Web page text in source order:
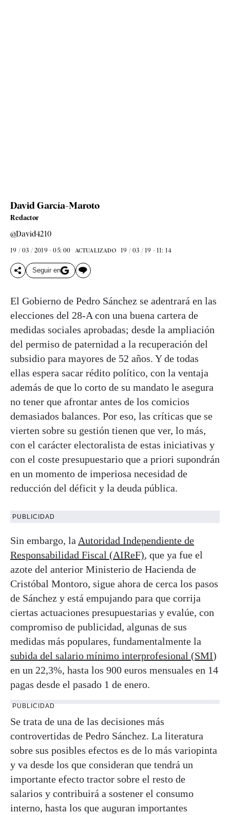
David García-Maroto
Redactor
@David4210
19 / 03 / 2019 - 05: 00 ACTUALIZADO 19 / 03 / 19 - 11: 14
Seguir en
El Gobierno de Pedro Sánchez se adentrará en las
elecciones del 28-A con una buena cartera de
medidas sociales aprobadas; desde la ampliación
del permiso de paternidad a la recuperación del
subsidio para mayores de 52 años. Y de todas
ellas espera sacar rédito político, con la ventaja
además de que lo corto de su mandato le asegura
no tener que afrontar antes de los comicios
demasiados balances. Por eso, las críticas que se
vierten sobre su gestión tienen que ver, lo más,
con el carácter electoralista de estas iniciativas y
con el coste presupuestario que a priori supondrán
en un momento de imperiosa necesidad de
reducción del déficit y la deuda pública.
PUBLICIDAD
Sin embargo, la Autoridad Independiente de
Responsabilidad Fiscal (AIReF), que ya fue el
azote del anterior Ministerio de Hacienda de
Cristóbal Montoro, sigue ahora de cerca los pasos
de Sánchez y está empujando para que corrija
ciertas actuaciones presupuestarias y evalúe, con
compromiso de publicidad, algunas de sus
medidas más populares, fundamentalmente la
subida del salario mínimo interprofesional (SMI)
en un 22,3%, hasta los 900 euros mensuales en 14
pagas desde el pasado 1 de enero.
PUBLICIDAD
Se trata de una de las decisiones más
controvertidas de Pedro Sánchez. La literatura
sobre sus posibles efectos es de lo más variopinta
y va desde los que consideran que tendrá un
importante efecto tractor sobre el resto de
salarios y contribuirá a sostener el consumo
interno, hasta los que auguran importantes